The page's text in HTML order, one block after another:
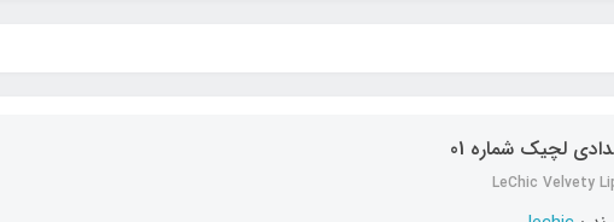
لچیک شماره 01
LeChic Velvety